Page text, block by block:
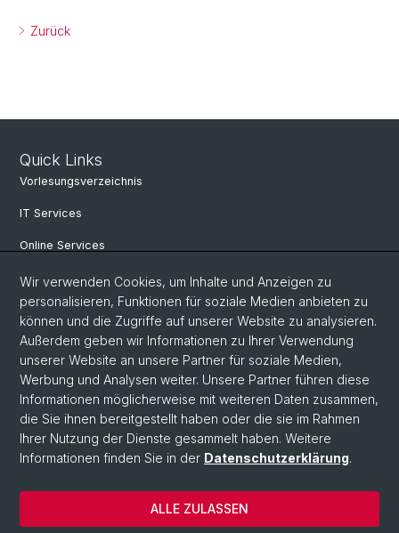
Zurück
Quick Links
Vorlesungsverzeichnis
IT Services
Online Services
Personensuche
PhD Programm
Dokumente & Links
News & Events
© Universität Basel
Datenschutzerklärung
Philosophisch-Historische Fakultät
Wir verwenden Cookies, um Inhalte und Anzeigen zu
personalisieren, Funktionen für soziale Medien anbieten zu
können und die Zugriffe auf unserer Website zu analysieren.
Außerdem geben wir Informationen zu Ihrer Verwendung
unserer Website an unsere Partner für soziale Medien,
Werbung und Analysen weiter. Unsere Partner führen diese
Informationen möglicherweise mit weiteren Daten zusammen,
die Sie ihnen bereitgestellt haben oder die sie im Rahmen
Ihrer Nutzung der Dienste gesammelt haben. Weitere
Informationen finden Sie in der Datenschutzerklärung.
ALLE ZULASSEN